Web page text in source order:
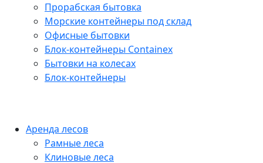
Прорабская бытовка
Морские контейнеры под склад
Офисные бытовки
Блок-контейнеры Containex
Бытовки на колесах
Блок-контейнеры
Аренда лесов
Рамные леса
Клиновые леса